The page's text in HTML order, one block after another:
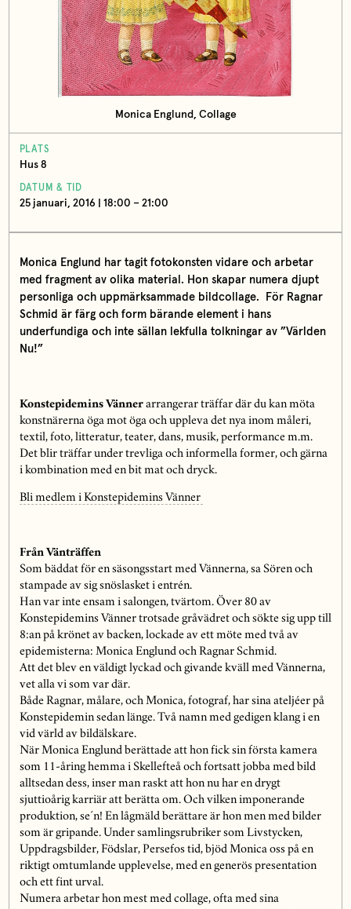
Monica Englund, Collage
PLATS
Hus 8
DATUM & TID
25 januari, 2016 | 18:00 – 21:00
Monica Englund har tagit fotokonsten vidare och arbetar
med fragment av olika material. Hon skapar numera djupt
personliga och uppmärksammade bildcollage. För Ragnar
Schmid är färg och form bärande element i hans
underfundiga och inte sällan lekfulla tolkningar av ”Världen
Nu!”
Konstepidemins Vännerarrangerar träffar där du kan möta
konstnärerna öga mot öga och uppleva det nya inom måleri,
textil, foto, litteratur, teater, dans, musik, performance m.m.
Det blir träffar under trevliga och informella former, och gärna
i kombination med en bit mat och dryck.
Bli medlem i Konstepidemins Vänner
Från Vänträffen
Som bäddat för en säsongsstart med Vännerna, sa Sören och
stampade av sig snöslasket i entrén.
Han var inte ensam i salongen, tvärtom. Över 80 av
Konstepidemins Vänner trotsade gråvädret och sökte sig upp till
8:an på krönet av backen, lockade av ett möte med två av
epidemisterna: Monica Englund och Ragnar Schmid.
Att det blev en väldigt lyckad och givande kväll med Vännerna,
vet alla vi som var där.
Både Ragnar, målare, och Monica, fotograf, har sina ateljéer på
Konstepidemin sedan länge. Två namn med gedigen klang i en
vid värld av bildälskare.
När Monica Englund berättade att hon fick sin första kamera
som 11-åring hemma i Skellefteå och fortsatt jobba med bild
alltsedan dess, inser man raskt att hon nu har en drygt
sjuttioårig karriär att berätta om. Och vilken imponerande
produktion, se´n! En lågmäld berättare är hon men med bilder
som är gripande. Under samlingsrubriker som Livstycken,
Uppdragsbilder, Födslar, Persefos tid, bjöd Monica oss på en
riktigt omtumlande upplevelse, med en generös presentation
och ett fint urval.
Numera arbetar hon mest med collage, ofta med sina